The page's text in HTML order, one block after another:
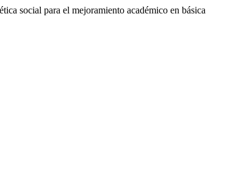
social para el mejoramiento académico en básica